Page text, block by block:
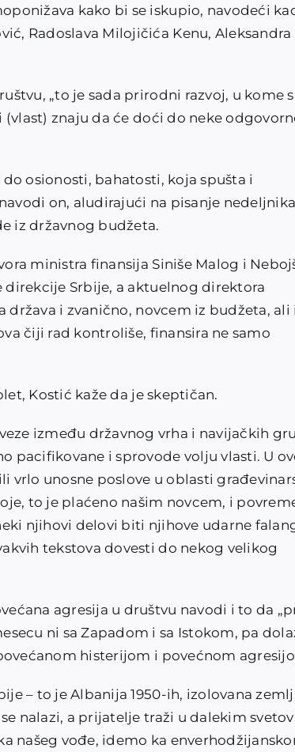
kako bi se iskupio, navodeći
Radoslava Milojičića Kenu, Aleksandra
„to je sada prirodni razvoj, u kome s
znaju da će doći do neke
osionosti, bahatosti, koja spušta i
on, aludirajući na pisanje nedeljnika
iz državnog budžeta.
ministra finansija Siniše Malog i
direkcije Srbije, a aktuelnog direktora
država i zvanično, novcem iz budžeta, ali i
čiji rad kontroliše, finansira ne samo
Kostić kaže da je skeptičan.
između državnog vrha i navijačkih
pacifikovane i sprovode volju vlasti. U
vrlo unosne poslove u oblasti
to je plaćeno našim novcem, i
njihovi delovi biti njihove udarne
tekstova dovesti do nekog velikog
agresija u društvu navodi i to da
ni sa Zapadom i sa Istokom, pa
histerijom i povećnom
– to je Albanija 1950-ih, izolovana
nalazi, a prijatelje traži u dalekim
našeg vođe, idemo ka